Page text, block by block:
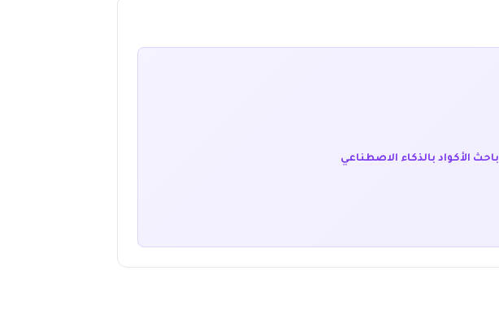
باحث الأكواد بالذكاء الاصطناعي